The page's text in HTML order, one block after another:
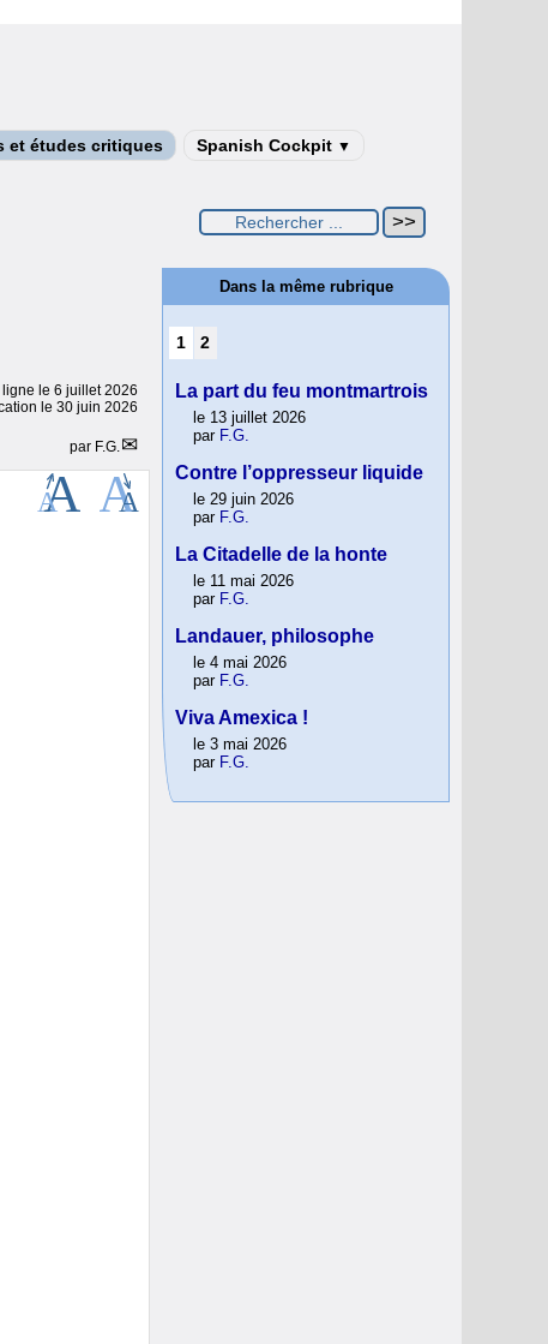
et études critiques Spanish Cockpit ▼
le 6 juillet 2026
le 30 juin 2026
par F.G.
Dans la même rubrique
1 2
La part du feu montmartrois
le 13 juillet 2026
par F.G.
Contre l’oppresseur liquide
le 29 juin 2026
par F.G.
La Citadelle de la honte
le 11 mai 2026
par F.G.
Landauer, philosophe
le 4 mai 2026
par F.G.
Viva Amexica !
le 3 mai 2026
par F.G.